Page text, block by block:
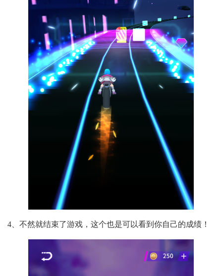
4、不然就结束了游戏，这个也是可以看到你自己的成绩！